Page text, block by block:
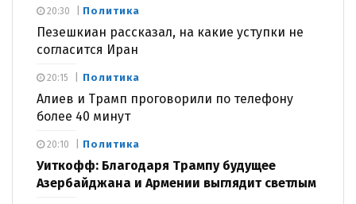
Политика
Пезешкиан рассказал, на какие уступки не
согласится Иран
20:30
Политика
Алиев и Трамп проговорили по телефону
более 40 минут
20:15
Политика
Уиткофф: Благодаря Трампу будущее
Азербайджана и Армении выглядит светлым
20:10